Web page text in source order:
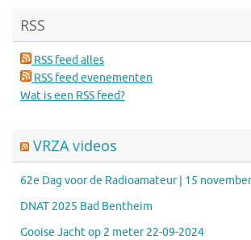
RSS
RSS feed alles
RSS feed evenementen
Wat is een RSS feed?
VRZA videos
62e Dag voor de Radioamateur | 15
DNAT 2025 Bad Bentheim
Gooise Jacht op 2 meter 22-09-2024